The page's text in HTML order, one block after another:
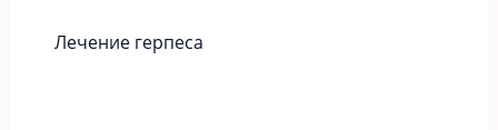
Лечение герпеса